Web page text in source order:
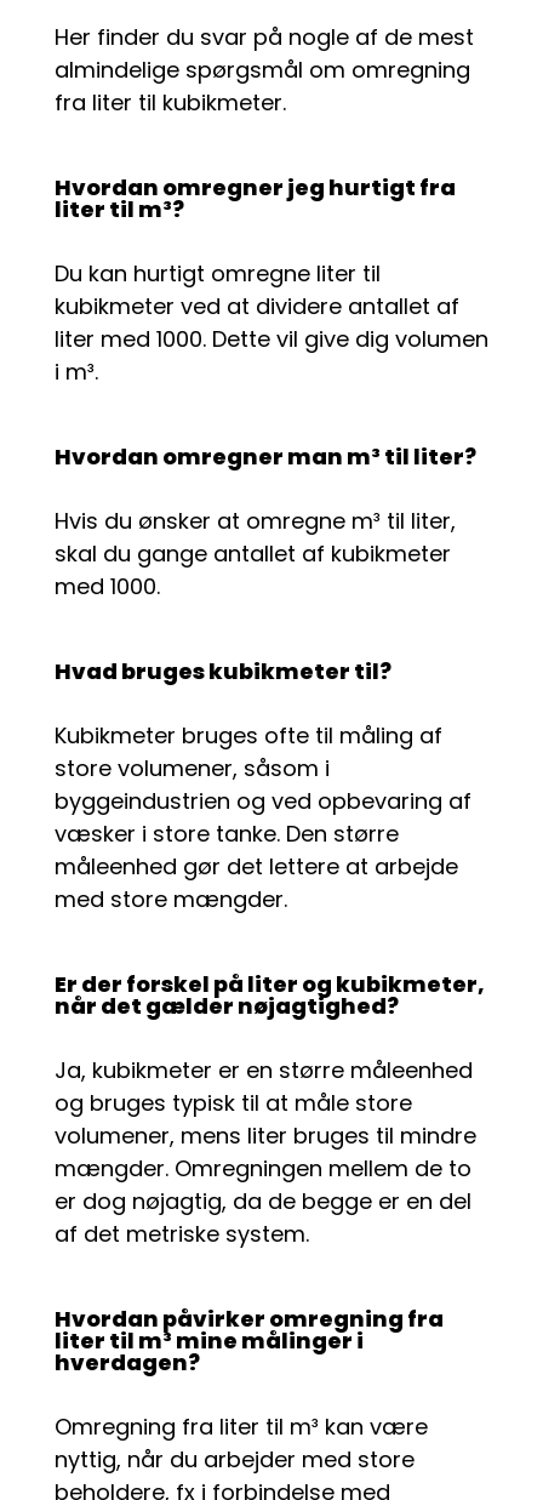
Her finder du svar på nogle af de mest
almindelige spørgsmål om omregning
fra liter til kubikmeter.
Hvordan omregner jeg hurtigt fra
liter til m³?
Du kan hurtigt omregne liter til
kubikmeter ved at dividere antallet af
liter med 1000. Dette vil give dig volumen
i m³.
Hvordan omregner man m³ til liter?
Hvis du ønsker at omregne m³ til liter,
skal du gange antallet af kubikmeter
med 1000.
Hvad bruges kubikmeter til?
Kubikmeter bruges ofte til måling af
store volumener, såsom i
byggeindustrien og ved opbevaring af
væsker i store tanke. Den større
måleenhed gør det lettere at arbejde
med store mængder.
Er der forskel på liter og kubikmeter,
når det gælder nøjagtighed?
Ja, kubikmeter er en større måleenhed
og bruges typisk til at måle store
volumener, mens liter bruges til mindre
mængder. Omregningen mellem de to
er dog nøjagtig, da de begge er en del
af det metriske system.
Hvordan påvirker omregning fra
liter til m³ mine målinger i
hverdagen?
Omregning fra liter til m³ kan være
nyttig, når du arbejder med store
beholdere, fx i forbindelse med